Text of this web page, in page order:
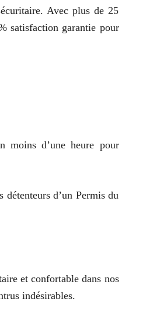
Avec plus de 25
satisfaction garantie pour
moins d’une heure pour
d’un Permis du
et confortable dans nos
indésirables.